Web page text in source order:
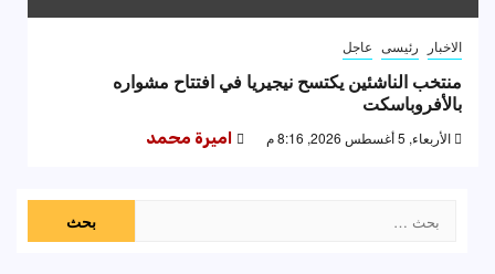
الاخبار رئيسى عاجل
منتخب الناشئين يكتسح نيجيريا في افتتاح مشواره
بالأفروباسكت
الأربعاء, 5 أغسطس 2026, 8:16 م اميرة محمد
عن: